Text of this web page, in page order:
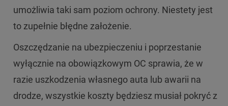
umożliwia taki sam poziom ochrony. Niestety jest
to zupełnie błędne założenie.
Oszczędzanie na ubezpieczeniu i poprzestanie
wyłącznie na obowiązkowym OC sprawia, że w
razie uszkodzenia własnego auta lub awarii na
drodze, wszystkie koszty będziesz musiał pokryć z